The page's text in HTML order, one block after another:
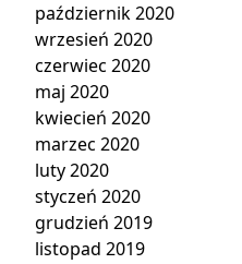
październik 2020
wrzesień 2020
czerwiec 2020
maj 2020
kwiecień 2020
marzec 2020
luty 2020
styczeń 2020
grudzień 2019
listopad 2019